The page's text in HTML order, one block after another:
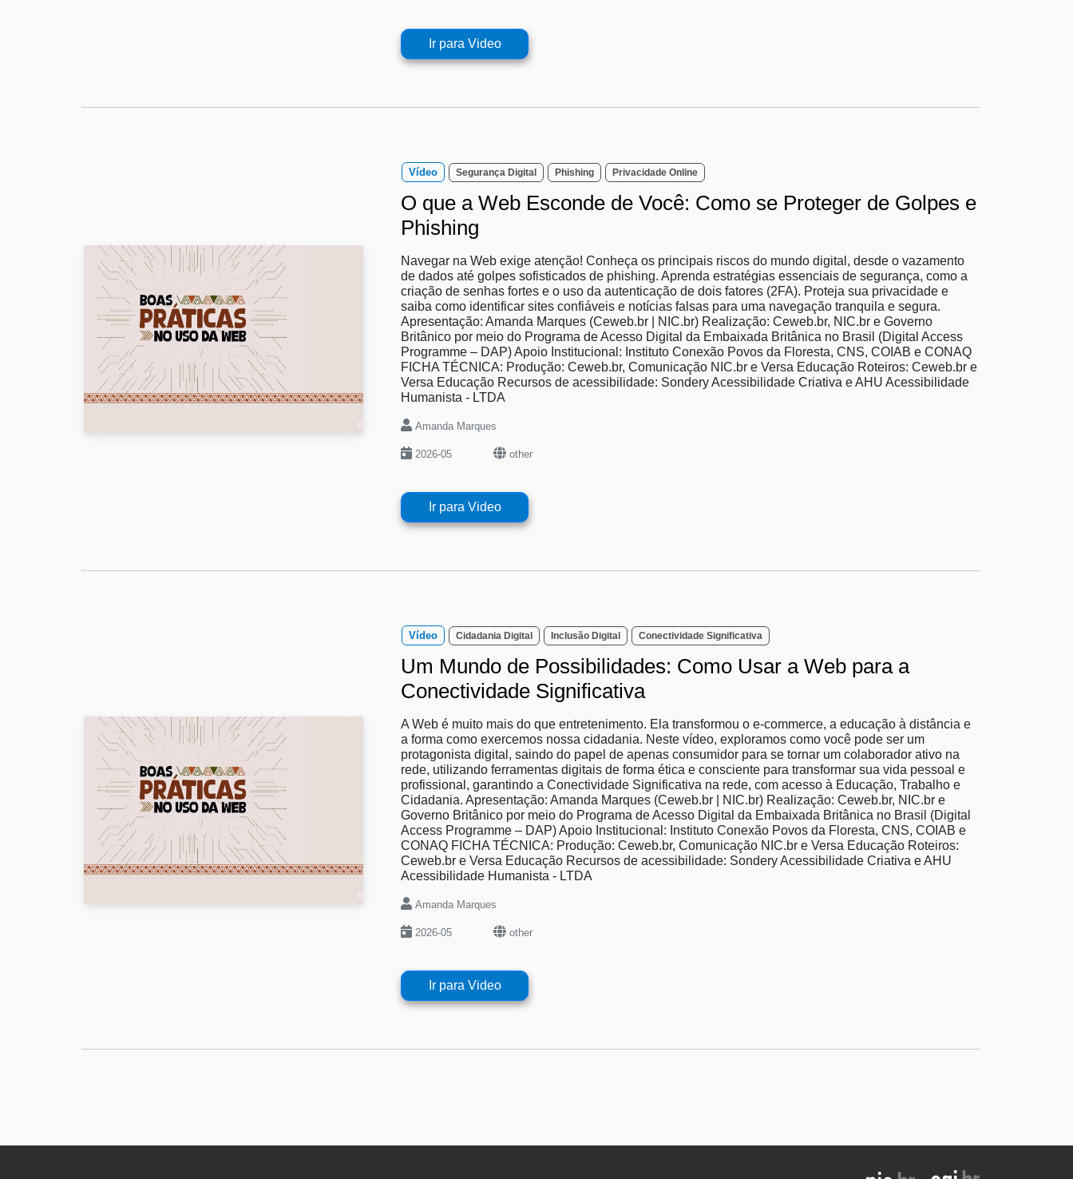
Ir para Video
Vídeo Segurança Digital Phishing Privacidade Online
O que a Web Esconde de Você: Como se Proteger de Golpes e
Phishing
Navegar na Web exige atenção! Conheça os principais riscos do mundo digital, desde o vazamento
de dados até golpes sofisticados de phishing. Aprenda estratégias essenciais de segurança, como a
criação de senhas fortes e o uso da autenticação de dois fatores (2FA). Proteja sua privacidade e
saiba como identificar sites confiáveis e notícias falsas para uma navegação tranquila e segura.
Apresentação: Amanda Marques (Ceweb.br | NIC.br) Realização: Ceweb.br, NIC.br e Governo
Britânico por meio do Programa de Acesso Digital da Embaixada Britânica no Brasil (Digital Access
Programme – DAP) Apoio Institucional: Instituto Conexão Povos da Floresta, CNS, COIAB e CONAQ
FICHA TÉCNICA: Produção: Ceweb.br, Comunicação NIC.br e Versa Educação Roteiros: Ceweb.br e
Versa Educação Recursos de acessibilidade: Sondery Acessibilidade Criativa e AHU Acessibilidade
Humanista - LTDA
Amanda Marques
2026-05 other
Ir para Video
Vídeo Cidadania Digital Inclusão Digital Conectividade Significativa
Um Mundo de Possibilidades: Como Usar a Web para a
Conectividade Significativa
A Web é muito mais do que entretenimento. Ela transformou o e-commerce, a educação à distância e
a forma como exercemos nossa cidadania. Neste vídeo, exploramos como você pode ser um
protagonista digital, saindo do papel de apenas consumidor para se tornar um colaborador ativo na
rede, utilizando ferramentas digitais de forma ética e consciente para transformar sua vida pessoal e
profissional, garantindo a Conectividade Significativa na rede, com acesso à Educação, Trabalho e
Cidadania. Apresentação: Amanda Marques (Ceweb.br | NIC.br) Realização: Ceweb.br, NIC.br e
Governo Britânico por meio do Programa de Acesso Digital da Embaixada Britânica no Brasil (Digital
Access Programme – DAP) Apoio Institucional: Instituto Conexão Povos da Floresta, CNS, COIAB e
CONAQ FICHA TÉCNICA: Produção: Ceweb.br, Comunicação NIC.br e Versa Educação Roteiros:
Ceweb.br e Versa Educação Recursos de acessibilidade: Sondery Acessibilidade Criativa e AHU
Acessibilidade Humanista - LTDA
Amanda Marques
2026-05 other
Ir para Video